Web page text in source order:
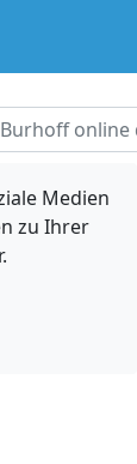
Medien
zu Ihrer